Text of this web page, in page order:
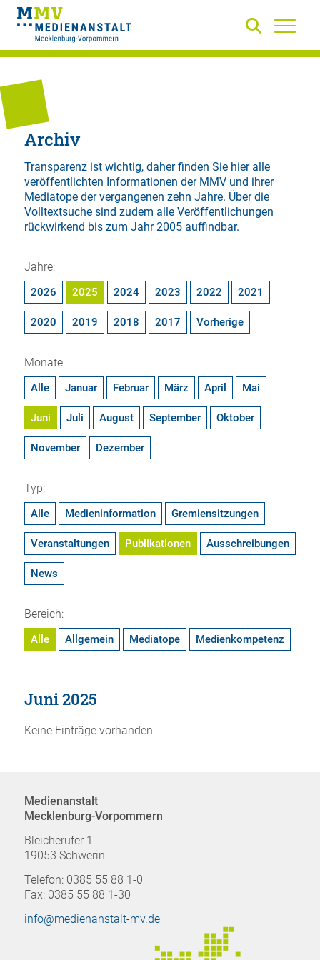
Archiv
Transparenz ist wichtig, daher finden Sie hier alle
veröffentlichten Informationen der MMV und ihrer
Mediatope der vergangenen zehn Jahre. Über die
Volltextsuchesind zudem alle Veröffentlichungen
rückwirkend bis zum Jahr 2005 auffindbar.
Jahre:
2026 2025 2024 2023 2022 2021
2020 2019 2018 2017 Vorherige
Monate:
Alle Januar Februar März April Mai
Juni Juli August September Oktober
November Dezember
Typ:
Alle Medieninformation Gremiensitzungen
Veranstaltungen Publikationen Ausschreibungen
News
Bereich:
Alle Allgemein Mediatope Medienkompetenz
Juni 2025
Keine Einträge vorhanden.
Medienanstalt
Mecklenburg-Vorpommern
Bleicherufer 1
19053 Schwerin
Telefon: 0385 55 88 1-0
Fax: 0385 55 88 1-30
info@medienanstalt-mv.de